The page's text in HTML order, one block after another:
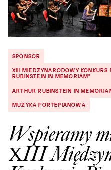
SPONSOR
XIII MIĘDZYNARODOWY KONKURS
RUBINSTEIN IN MEMORIAM"
ARTHUR RUBINSTEIN IN
MUZYKA FORTEPIANOWA
Wspieramy
XIII